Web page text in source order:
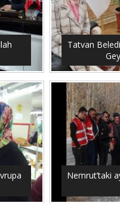
Tatvan
Nemrut’taki